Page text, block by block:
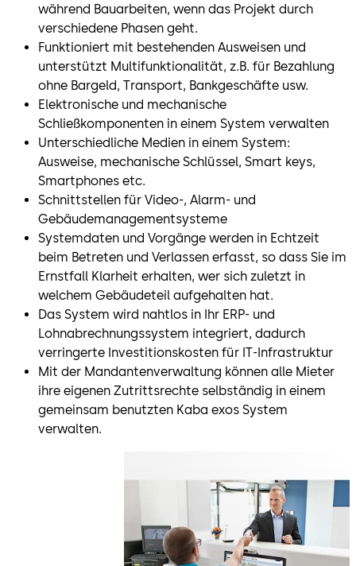
während Bauarbeiten, wenn das Projekt durch
verschiedene Phasen geht.
Funktioniert mit bestehenden Ausweisen und
unterstützt Multifunktionalität, z.B. für Bezahlung
ohne Bargeld, Transport, Bankgeschäfte usw.
Elektronische und mechanische
Schließkomponenten in einem System verwalten
Unterschiedliche Medien in einem System:
Ausweise, mechanische Schlüssel, Smart keys,
Smartphones etc.
Schnittstellen für Video-, Alarm- und
Gebäudemanagementsysteme
Systemdaten und Vorgänge werden in Echtzeit
beim Betreten und Verlassen erfasst, so dass Sie im
Ernstfall Klarheit erhalten, wer sich zuletzt in
welchem Gebäudeteil aufgehalten hat.
Das System wird nahtlos in Ihr ERP- und
Lohnabrechnungssystem integriert, dadurch
verringerte Investitionskosten für IT-Infrastruktur
Mit der Mandantenverwaltung können alle Mieter
ihre eigenen Zutrittsrechte selbständig in einem
gemeinsam benutzten Kaba exos System
verwalten.